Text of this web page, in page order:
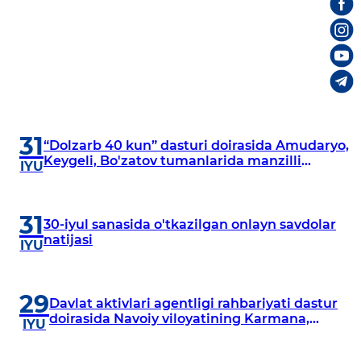
31
IYU
“Dolzarb 40 kun” dasturi doirasida Amudaryo,
Keygeli, Bo'zatov tumanlarida manzilli
31
IYU
30-iyul sanasida o'tkazilgan onlayn savdolar
natijasi
29
IYU
Davlat aktivlari agentligi rahbariyati dastur
doirasida Navoiy viloyatining Karmana,